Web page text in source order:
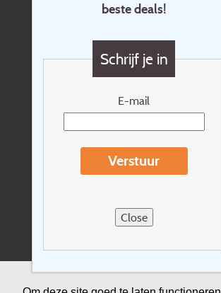
beste deals!
Schrijf je in
E-mail
Verstuur
Close
Contact
Vragen?
Cadeaubon
Nieuwsbrief
Reisvoorwaarden
Sitemap